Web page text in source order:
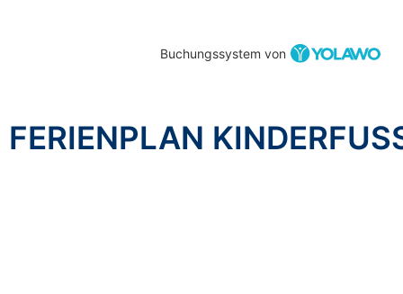
Buchungssystem von
FERIENPLAN